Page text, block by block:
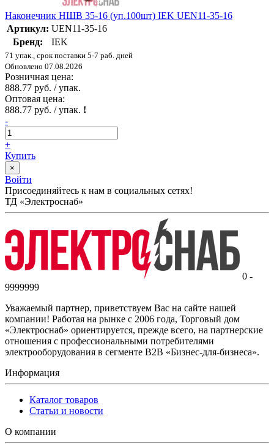
Наконечник НШВ 35-16 (уп.100шт) IEK UEN11-35-16
Артикул: UEN11-35-16
Бренд:
IEK
71 упак., срок поставки 5-7 раб. дней
Обновлено 07.08.2026
Розничная цена:
888.77 руб. / упак.
Оптовая цена:
888.77 руб. / упак. !
-
+
Купить
×
Войти
Присоединяйтесь к нам в социальных сетях!
ТД «Электроснаб»
0 -
9999999
Уважаемый партнер, приветствуем Вас на сайте нашей
компании! Работая на рынке с 2006 года, Торговый дом
«Электроснаб» ориентируется, прежде всего, на партнерские
отношения с профессиональными потребителями
электрооборудования в сегменте B2B «Бизнес-для-бизнеса».
Информация
Каталог товаров
Статьи и новости
О компании